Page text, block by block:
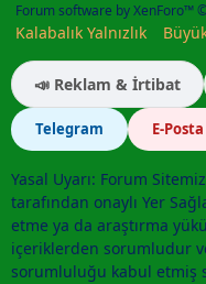
Forum software by XenForo™
Kalabalık Yalnızlık
📣 Reklam & İrtibat
Telegram E-Posta
Yasal Uyarı: Forum
tarafından onaylı Yer
etme ya da araştırma
içeriklerden sorumludur
sorumluluğu kabul etmiş